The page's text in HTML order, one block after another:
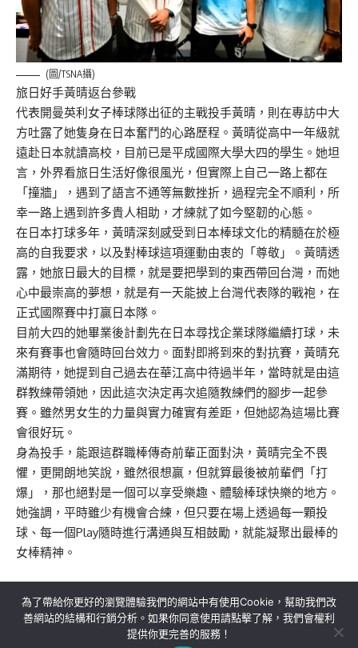
(圖/TSNA攝)
旅日好手黃晴返台參戰
代表開曼英利女子棒球隊出征的主戰投手黃晴，則在專訪中大
方吐露了她隻身在日本奮鬥的心路歷程。黃晴從高中一年級就
遠赴日本就讀高校，目前已是平成國際大學大四的學生。她坦
言，外界看旅日生活好像很風光，但實際上自己一路上都在
「撞牆」，遇到了語言不通等無數挫折，過程完全不順利，所
幸一路上遇到許多貴人相助，才練就了如今堅韌的心態。
在日本打球多年，黃晴深刻感受到日本棒球文化的精髓在於極
高的自我要求，以及對棒球這項運動由衷的「尊敬」。 黃晴透
露，她旅日最大的目標，就是要把學到的東西帶回台灣，而她
心中最崇高的夢想，就是有一天能披上台灣代表隊的戰袍，在
正式國際賽中打贏日本隊。
目前大四的她畢業後計劃先在日本尋找企業球隊繼續打球，未
來有賽事也會隨時回台效力。面對即將到來的對抗賽，黃晴充
滿期待，她提到自己過去在華江高中待過半年，當時就是由這
群教練帶領她，因此這次決定再次追隨教練們的腳步一起參
賽。雖然男女生的力量與實力確實有差距，但她認為這場比賽
會很好玩。
身為投手，能跟這群職棒傳奇前輩正面對決，黃晴完全不畏
懼，更開朗地笑說，雖然很想贏，但就算最後被前輩們「打
爆」，那也絕對是一個可以享受樂趣、體驗棒球快樂的地方。
她強調，平時雖少有機會合練，但只要在場上透過每一顆投
球、每一個Play隨時進行溝通與互相鼓勵，就能凝聚出最棒的
女棒精神。
關於我們 隱私權政策 聯絡我們
為了帶給你更好的瀏覽體驗我們的網站中有使用Cookie，幫助我們改
善網站的結構和行銷分析。如果你同意使用請點擊了解，我們會權利
提供你更完善的服務！